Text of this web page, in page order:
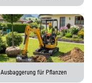
Ausbaggerung für Pflanzen